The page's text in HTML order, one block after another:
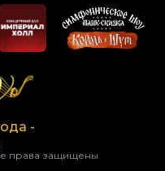
права защищены
-